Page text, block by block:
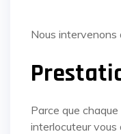
Nous intervenons
Parce que
interlocuteur vous